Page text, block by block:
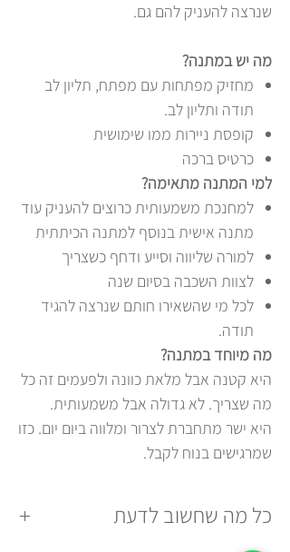
שנרצה להעניק להם גם.
מה יש במתנה?
מחזיק מפתחות עם מפתח, תליון לב
תודה ותליון לב.
קופסת ניירות ממו שימושית
כרטיס ברכה
למי המתנה מתאימה?
למחנכת משמעותית כרוצים להעניק עוד
מתנה אישית בנוסף למתנה הכיתתית
למורה שליווה וסייע ודחף כשצריך
לצוות השכבה בסיום שנה
לכל מי שהשאירו חותם שנרצה להגיד
תודה.
מה מיוחד במתנה?
היא קטנה אבל מלאת כוונה ולפעמים זה כל
מה שצריך. לא גדולה אבל משמעותית.
היא ישר מתחברת לצרור ומלווה ביום יום. כזו
שמרגישים בנוח לקבל.
כל מה שחשוב לדעת